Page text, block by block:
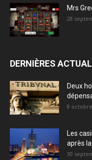
Mrs
28
DERNIÈRES
Deux
8
Les
après la
30